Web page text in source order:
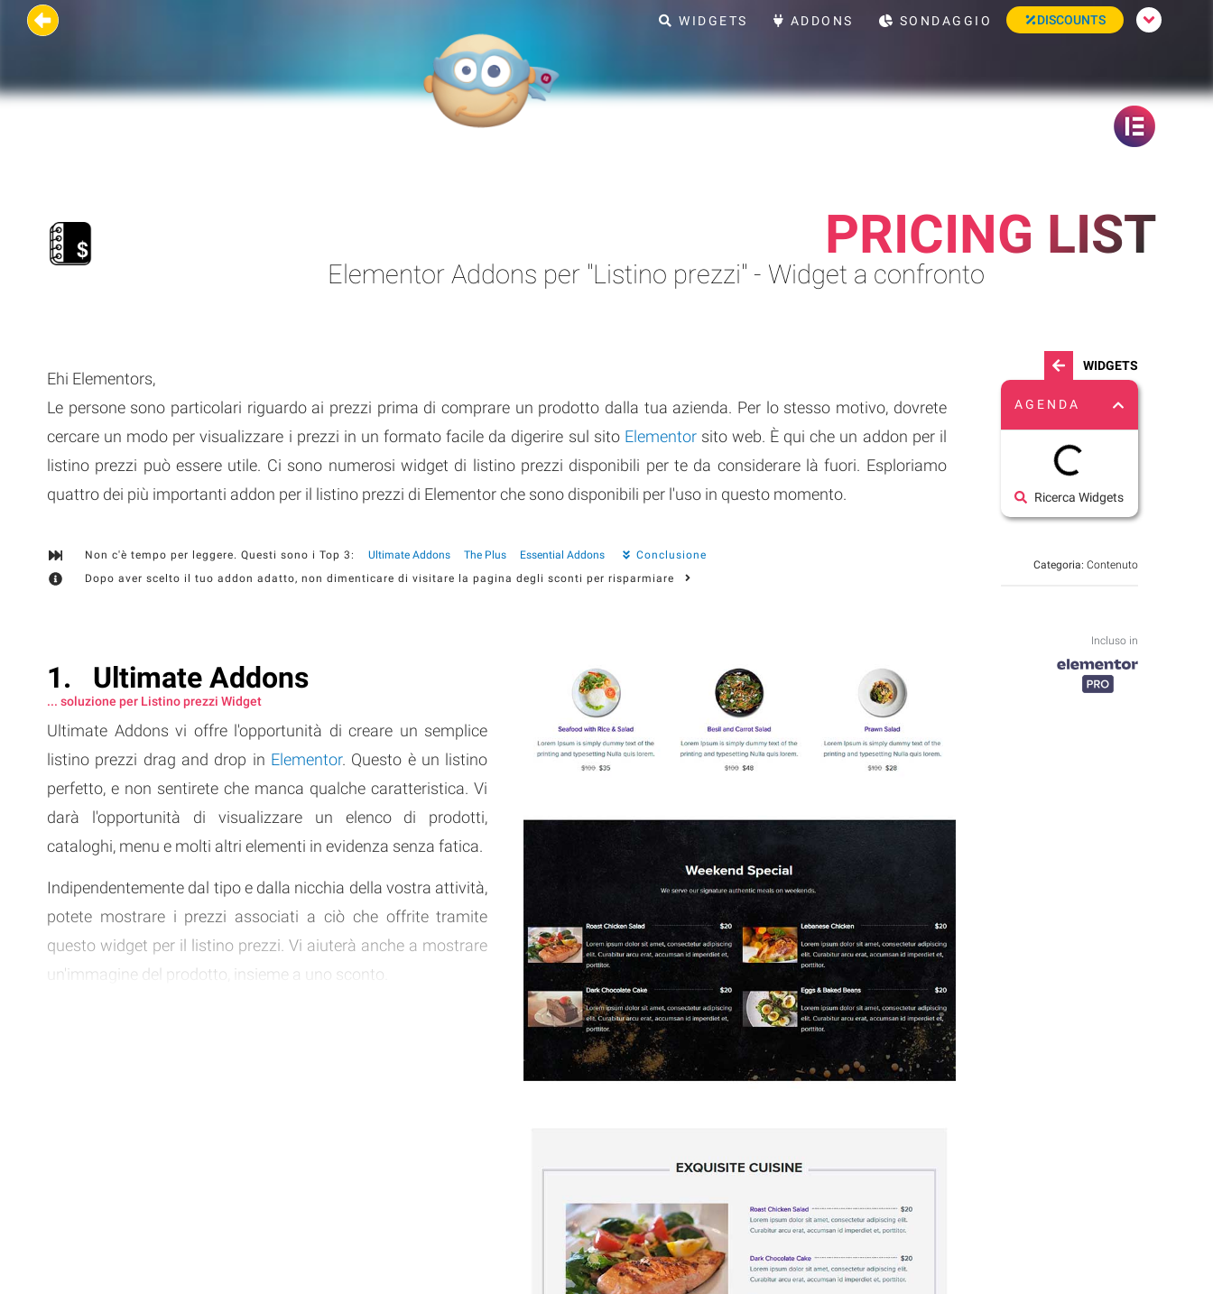
WIDGETS ADDONS SONDAGGIO DISCOUNTS
PRICING LIST
Elementor Addons per "Listino prezzi" - Widget a confronto
Ehi Elementors,
Le persone sono particolari riguardo ai prezzi prima di comprare un prodotto dalla tua azienda. Per lo stesso motivo, dovrete
cercare un modo per visualizzare i prezzi in un formato facile da digerire sul sito Elementorsito web. È qui che un addon per il
listino prezzi può essere utile. Ci sono numerosi widget di listino prezzi disponibili per te da considerare là fuori. Esploriamo
quattro dei più importanti addon per il listino prezzi di Elementor che sono disponibili per l'uso in questo momento.
Non c'è tempo per leggere. Questi sono i Top 3: Ultimate Addons The Plus Essential Addons
Conclusione
Dopo aver scelto il tuo addon adatto, non dimenticare di visitare la pagina degli sconti per risparmiare
Ultimate Addons
... soluzione per Listino prezzi Widget
Ultimate Addons vi offre l'opportunità di creare un semplice
listino prezzi drag and drop in Elementor. Questo è un listino
perfetto, e non sentirete che manca qualche caratteristica. Vi
darà l'opportunità di visualizzare un elenco di prodotti,
cataloghi, menu e molti altri elementi in evidenza senza fatica.
Indipendentemente dal tipo e dalla nicchia della vostra attività,
potete mostrare i prezzi associati a ciò che offrite tramite
questo widget per il listino prezzi. Vi aiuterà anche a mostrare
un'immagine del prodotto, insieme a uno sconto.
WIDGETS
AGENDA
Ricerca Widgets
Categoria:Contenuto
Incluso in